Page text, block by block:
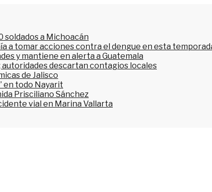
soldados a Michoacán
a tomar acciones contra el dengue en esta
y mantiene en alerta a Guatemala
descartan contagios locales
de Jalisco
en todo Nayarit
Prisciliano Sánchez
vial en Marina Vallarta